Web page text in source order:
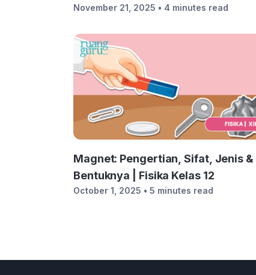
8
November 21, 2025 • 4 minutes read
Magnet: Pengertian, Sifat, Jenis &
Bentuknya | Fisika Kelas 12
October 1, 2025 • 5 minutes read